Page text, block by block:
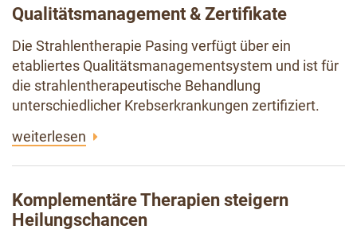
Qualitätsmanagement & Zertifikate
Die Strahlentherapie Pasing verfügt über ein
etabliertes Qualitätsmanagementsystem und ist für
die strahlentherapeutische Behandlung
unterschiedlicher Krebserkrankungen zertifiziert.
weiterlesen
Komplementäre Therapien steigern
Heilungschancen